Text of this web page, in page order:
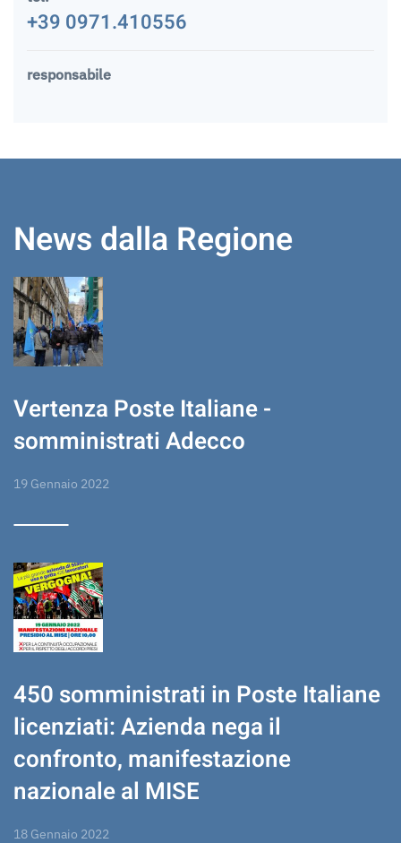
+39 0971.410556
responsabile
News dalla Regione
Vertenza Poste Italiane -
somministrati Adecco
19 Gennaio 2022
450 somministrati in Poste Italiane
licenziati: Azienda nega il
confronto, manifestazione
nazionale al MISE
18 Gennaio 2022